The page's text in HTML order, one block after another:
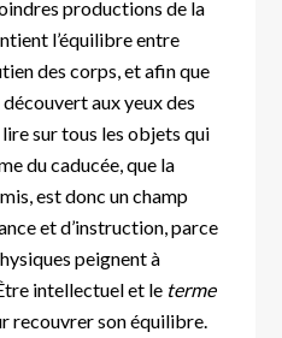
productions de la
l’équilibre entre
des corps, et afin que
aux yeux des
sur tous les objets qui
du caducée, que la
est donc un champ
et d’instruction, parce
peignent à
intellectuel et le terme
recouvrer son équilibre.